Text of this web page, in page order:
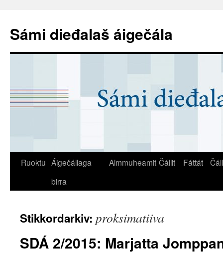
Sámi dieđalaš áigečála
Ruoktu Áigečállaga
birra
Almmuheamit Čállit Fáttát
Stikkordarkiv: proksimatiiva
SDÁ 2/2015: Marjatta